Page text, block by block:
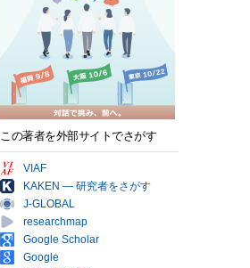
この著者を外部サイトでさがす
VIAF
KAKEN — 研究者をさがす
J-GLOBAL
researchmap
Google Scholar
Google